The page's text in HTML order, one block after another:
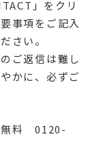
」をクリ
事項をご記入
さい。
ご返信は難し
かに、必ずご
無料 0120-